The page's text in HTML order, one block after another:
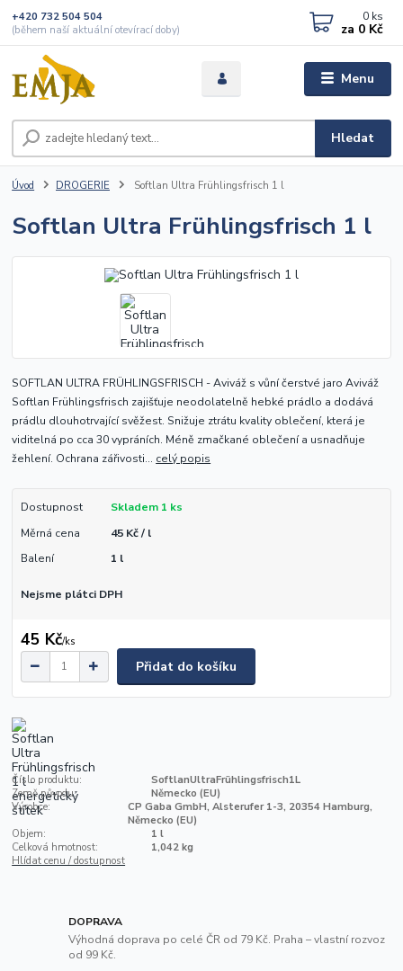
Menu
Hledat
+420 732 504 504
(během naší aktuální otevírací doby)
0 ks
za 0 Kč
Úvod DROGERIE Softlan Ultra Frühlingsfrisch 1 l
Softlan Ultra Frühlingsfrisch 1 l
SOFTLAN ULTRA FRÜHLINGSFRISCH - Aviváž s vůní čerstvé jaro Aviváž
Softlan Frühlingsfrisch zajišťuje neodolatelně hebké prádlo a dodává
prádlu dlouhotrvající svěžest. Snižuje ztrátu kvality oblečení, která je
viditelná po cca 30 vypráních. Méně zmačkané oblečení a usnadňuje
žehlení. Ochrana zářivosti... celý popis
Dostupnost
Skladem 1 ks
Měrná cena
45 Kč / l
Balení
1 l
Nejsme plátci DPH
45 Kč/ks
Přidat do košíku
Číslo produktu:
SoftlanUltraFrühlingsfrisch1L
Země původu:
Německo (EU)
Výrobce:
CP Gaba GmbH, Alsterufer 1-3, 20354 Hamburg,
Německo (EU)
Objem:
1 l
Celková hmotnost:
1,042 kg
Hlídat cenu / dostupnost
DOPRAVA
Výhodná doprava po celé ČR od 79 Kč. Praha – vlastní rozvoz
od 99 Kč.